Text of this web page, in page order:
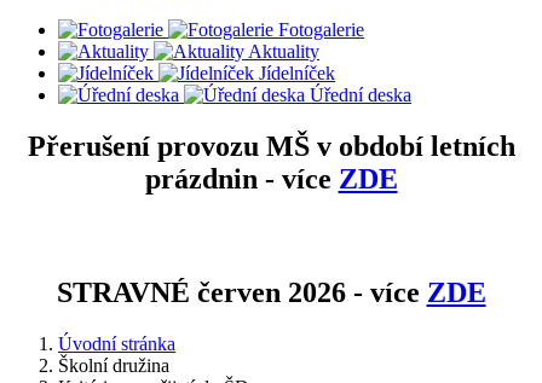
Fotogalerie
Aktuality
Jídelníček
Úřední deska
Přerušení provozu MŠ v období letních
prázdnin - více ZDE
STRAVNÉ červen 2026 - více ZDE
Úvodní stránka
Školní družina